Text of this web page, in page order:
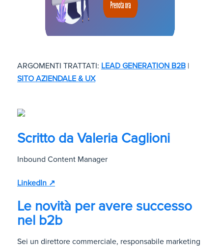
ARGOMENTI TRATTATI: LEAD GENERATION B2B |
SITO AZIENDALE & UX
Scritto da Valeria Caglioni
Inbound Content Manager
LinkedIn ↗
Le novità per avere successo
nel b2b
Sei un direttore commerciale, responsabile marketing